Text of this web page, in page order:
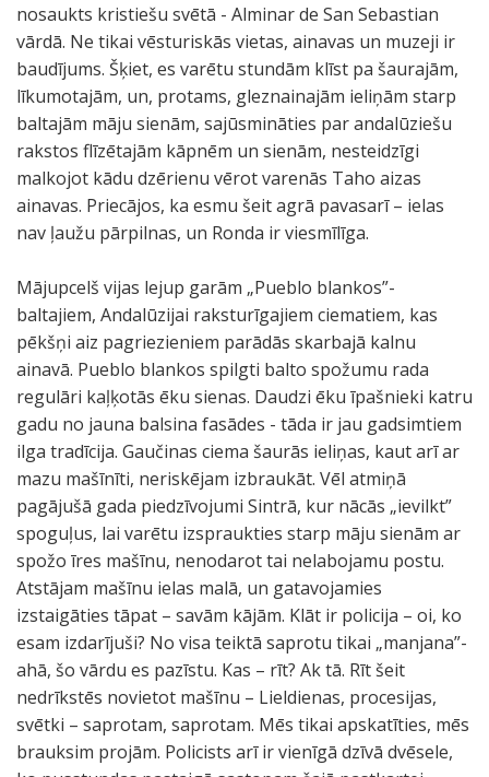
nosaukts kristiešu svētā - Alminar de San Sebastian
vārdā. Ne tikai vēsturiskās vietas, ainavas un muzeji ir
baudījums. Šķiet, es varētu stundām klīst pa šaurajām,
līkumotajām, un, protams, gleznainajām ieliņām starp
baltajām māju sienām, sajūsmināties par andalūziešu
rakstos flīzētajām kāpnēm un sienām, nesteidzīgi
malkojot kādu dzērienu vērot varenās Taho aizas
ainavas. Priecājos, ka esmu šeit agrā pavasarī – ielas
nav ļaužu pārpilnas, un Ronda ir viesmīlīga.
Mājupcelš vijas lejup garām „Pueblo blankos”-
baltajiem, Andalūzijai raksturīgajiem ciematiem, kas
pēkšņi aiz pagriezieniem parādās skarbajā kalnu
ainavā. Pueblo blankos spilgti balto spožumu rada
regulāri kaļķotās ēku sienas. Daudzi ēku īpašnieki katru
gadu no jauna balsina fasādes - tāda ir jau gadsimtiem
ilga tradīcija. Gaučinas ciema šaurās ieliņas, kaut arī ar
mazu mašīnīti, neriskējam izbraukāt. Vēl atmiņā
pagājušā gada piedzīvojumi Sintrā, kur nācās „ievilkt”
spoguļus, lai varētu izspraukties starp māju sienām ar
spožo īres mašīnu, nenodarot tai nelabojamu postu.
Atstājam mašīnu ielas malā, un gatavojamies
izstaigāties tāpat – savām kājām. Klāt ir policija – oi, ko
esam izdarījuši? No visa teiktā saprotu tikai „manjana”-
ahā, šo vārdu es pazīstu. Kas – rīt? Ak tā. Rīt šeit
nedrīkstēs novietot mašīnu – Lieldienas, procesijas,
svētki – saprotam, saprotam. Mēs tikai apskatīties, mēs
brauksim projām. Policists arī ir vienīgā dzīvā dvēsele,